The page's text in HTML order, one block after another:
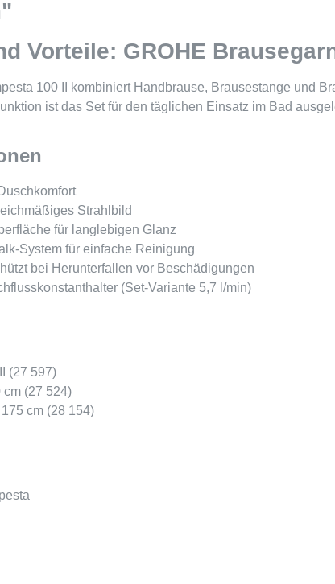
Vorteile: GROHE
100 II kombiniert Handbrause, Brausestange und
ist das Set für den täglichen Einsatz im Bad
Strahlbild
für langlebigen Glanz
System für einfache Reinigung
bei Herunterfallen vor Beschädigungen
(Set-Variante 5,7 l/min)
(27 597)
cm (27 524)
cm (28 154)